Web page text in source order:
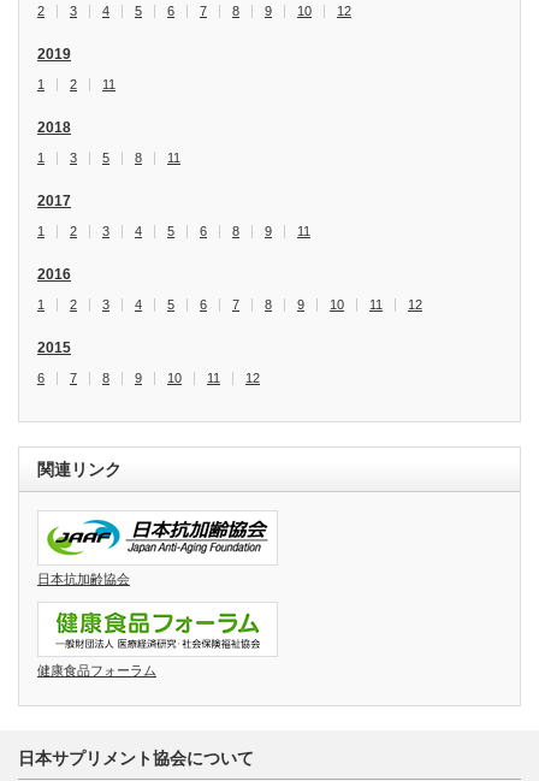
2 3 4 5 6 7 8 9 10 12
2019
1 2 11
2018
1 3 5 8 11
2017
1 2 3 4 5 6 8 9 11
2016
1 2 3 4 5 6 7 8 9 10 11 12
2015
6 7 8 9 10 11 12
関連リンク
日本抗加齢協会
健康食品フォーラム
日本サプリメント協会について